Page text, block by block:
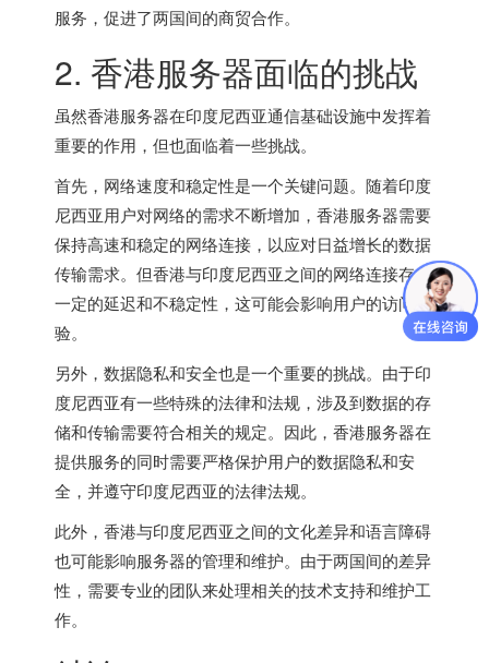
服务，促进了两国间的商贸合作。
2. 香港服务器面临的挑战
虽然香港服务器在印度尼西亚通信基础设施中发挥着
重要的作用，但也面临着一些挑战。
首先，网络速度和稳定性是一个关键问题。随着印度
尼西亚用户对网络的需求不断增加，香港服务器需要
保持高速和稳定的网络连接，以应对日益增长的数据
传输需求。但香港与印度尼西亚之间的网络连接存在
一定的延迟和不稳定性，这可能会影响用户的访问体
验。
另外，数据隐私和安全也是一个重要的挑战。由于印
度尼西亚有一些特殊的法律和法规，涉及到数据的存
储和传输需要符合相关的规定。因此，香港服务器在
提供服务的同时需要严格保护用户的数据隐私和安
全，并遵守印度尼西亚的法律法规。
此外，香港与印度尼西亚之间的文化差异和语言障碍
也可能影响服务器的管理和维护。由于两国间的差异
性，需要专业的团队来处理相关的技术支持和维护工
作。